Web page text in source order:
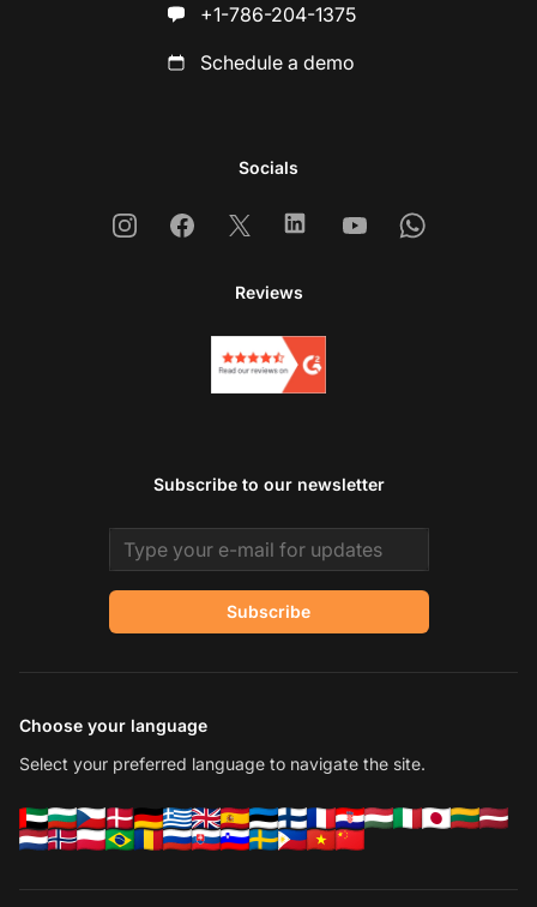
+1-786-204-1375
Schedule a demo
Socials
InstagramFacebook
X LinkedinYoutubeWhatsapp
Reviews
Subscribe to our newsletter
Email address
Subscribe
Choose your language
Select your preferred language to navigate the site.